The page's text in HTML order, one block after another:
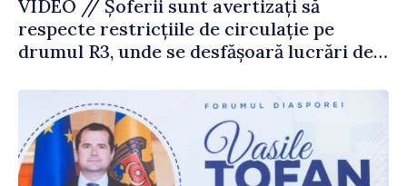
VIDEO // Șoferii sunt avertizați să
respecte restricțiile de circulație pe
drumul R3, unde se desfășoară lucrări de